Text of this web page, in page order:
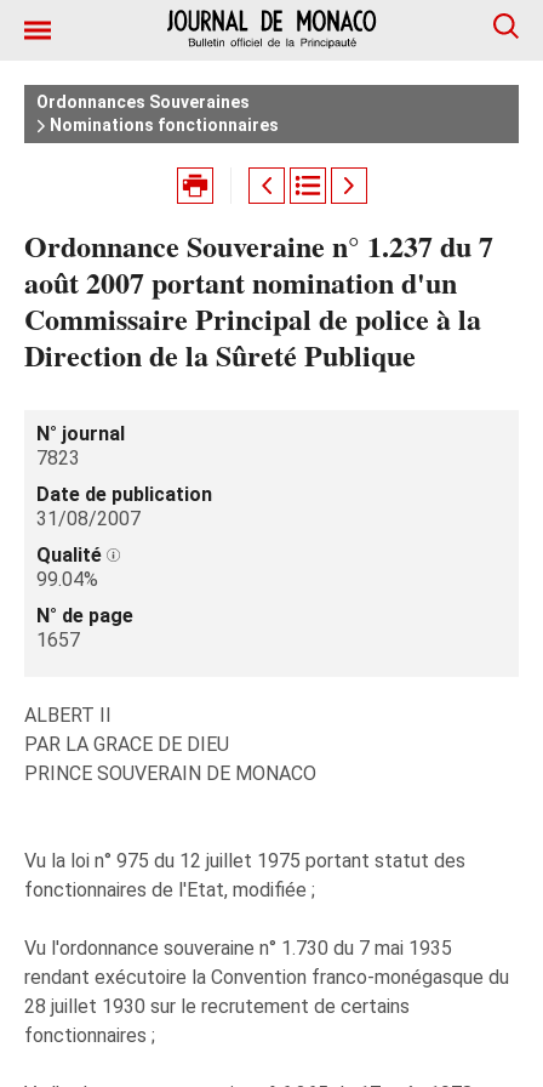
Ordonnances Souveraines
Nominations fonctionnaires
Ordonnance Souveraine n° 1.237 du 7
août 2007 portant nomination d'un
Commissaire Principal de police à la
Direction de la Sûreté Publique
N° journal
7823
Date de publication
31/08/2007
Qualité
99.04%
N° de page
1657
ALBERT II
PAR LA GRACE DE DIEU
PRINCE SOUVERAIN DE MONACO
Vu la loi n° 975 du 12 juillet 1975 portant statut des
fonctionnaires de l'Etat, modifiée ;
Vu l'ordonnance souveraine n° 1.730 du 7 mai 1935
rendant exécutoire la Convention franco-monégasque du
28 juillet 1930 sur le recrutement de certains
fonctionnaires ;